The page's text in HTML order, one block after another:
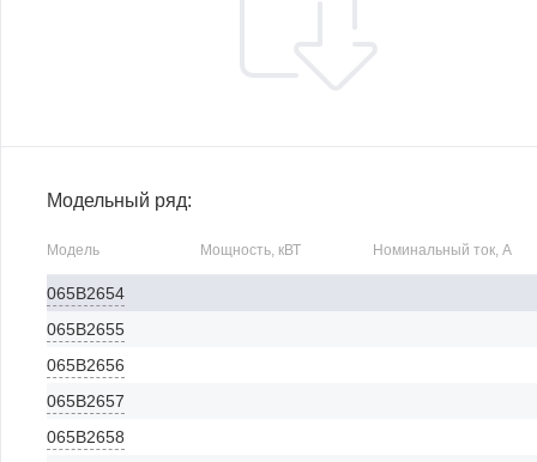
Модельный ряд:
Модель Мощность, кВТ Номинальный ток, А
065B2654
065B2655
065B2656
065B2657
065B2658